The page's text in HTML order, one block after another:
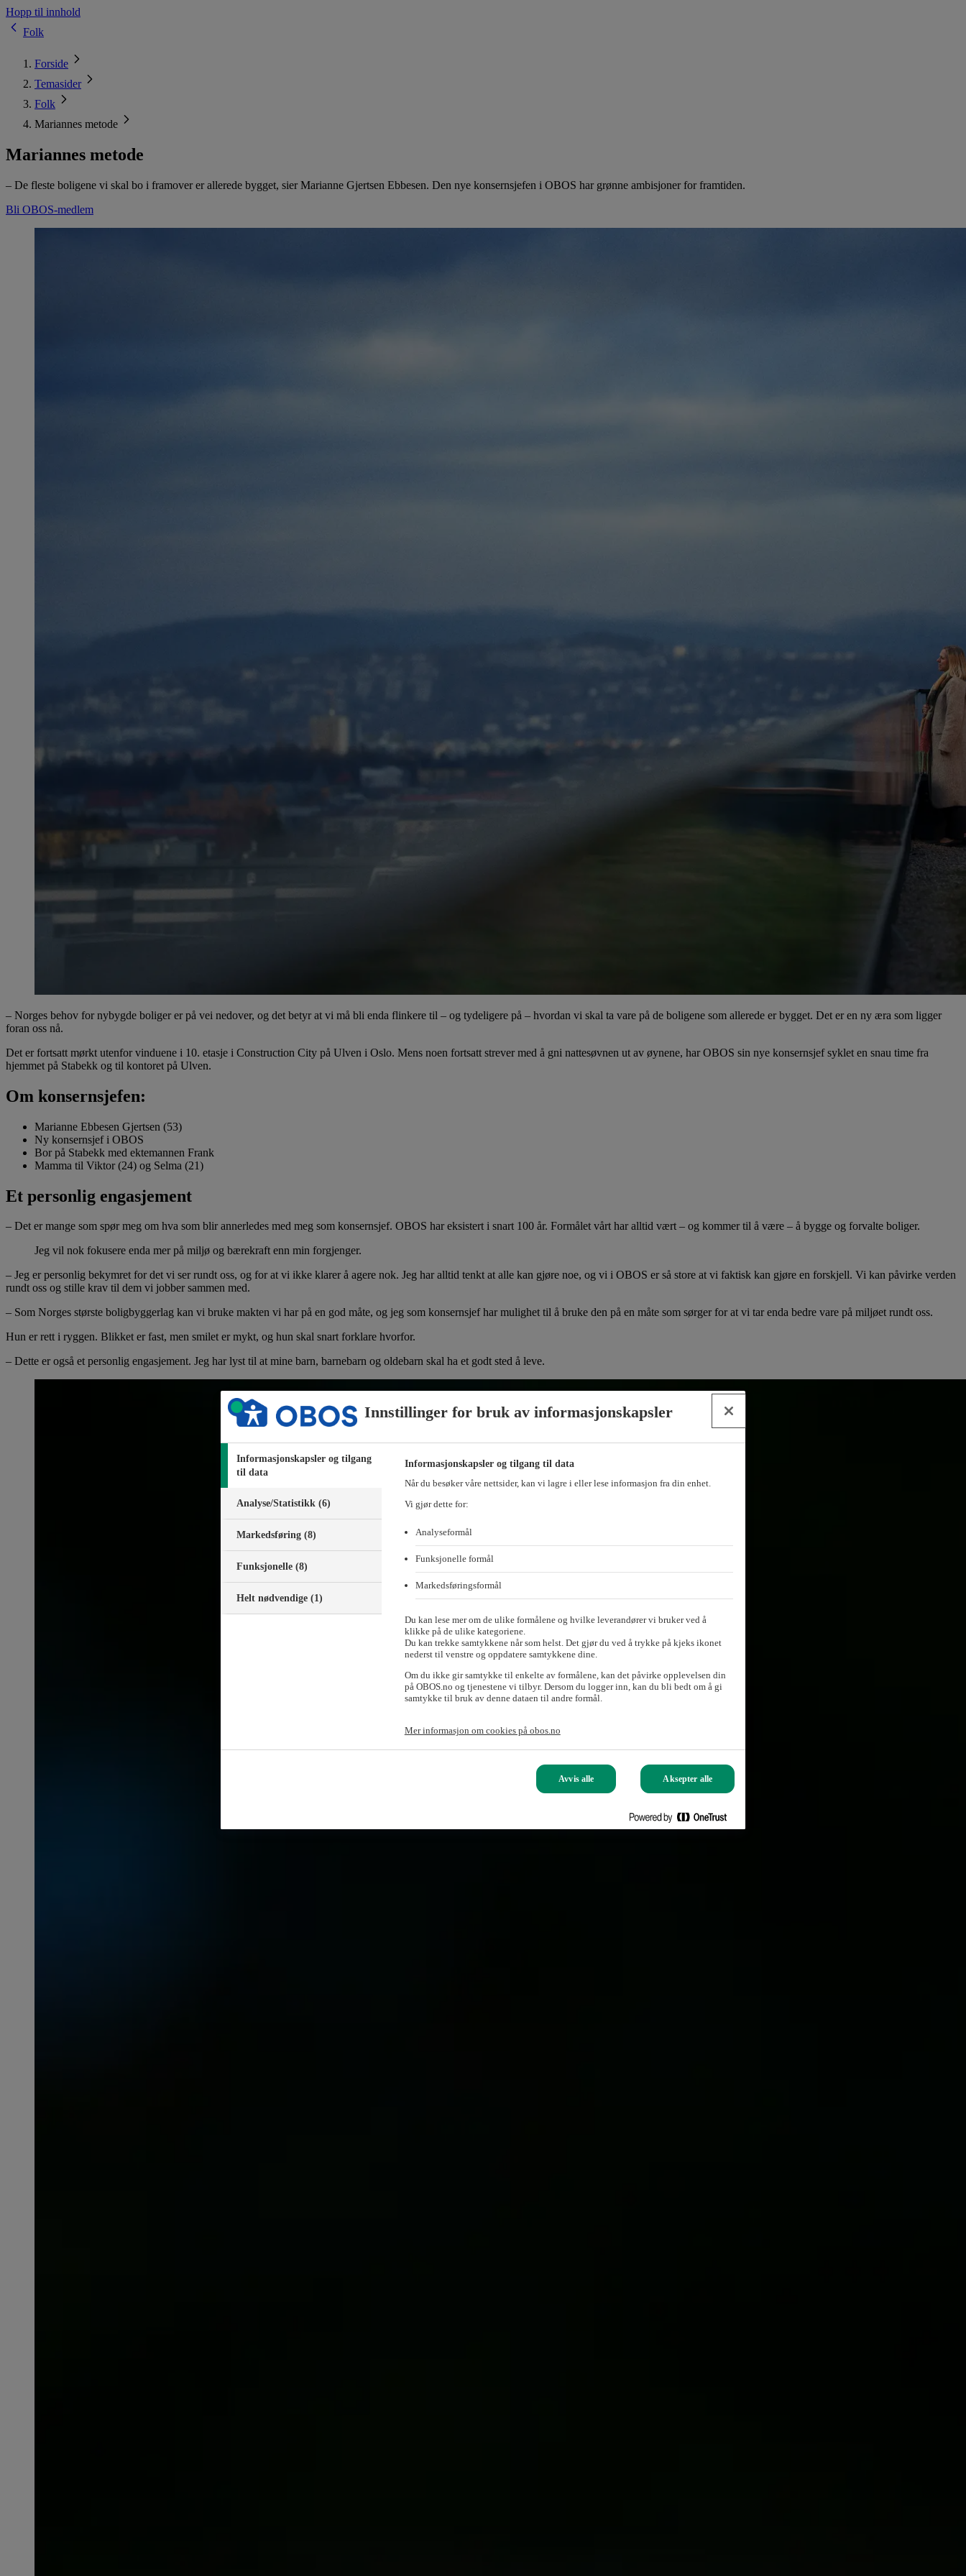
Hopp til innhold
Folk
Forside
Temasider
Folk
Mariannes metode
Mariannes metode
– De fleste boligene vi skal bo i framover er allerede bygget, sier Marianne Gjertsen Ebbesen. Den nye konsernsjefen i OBOS har grønne ambisjoner for framtiden.
Bli OBOS-medlem
– Norges behov for nybygde boliger er på vei nedover, og det betyr at vi må bli enda flinkere til – og tydeligere på – hvordan vi skal ta vare på de boligene som allerede er bygget. Det er en ny æra som ligger
foran oss nå.
Det er fortsatt mørkt utenfor vinduene i 10. etasje i Construction City på Ulven i Oslo. Mens noen fortsatt strever med å gni nattesøvnen ut av øynene, har OBOS sin nye konsernsjef syklet en snau time fra
hjemmet på Stabekk og til kontoret på Ulven.
Om konsernsjefen:
Marianne Ebbesen Gjertsen (53)
Ny konsernsjef i OBOS
Bor på Stabekk med ektemannen Frank
Mamma til Viktor (24) og Selma (21)
Et personlig engasjement
– Det er mange som spør meg om hva som blir annerledes med meg som konsernsjef. OBOS har eksistert i snart 100 år. Formålet vårt har alltid vært – og kommer til å være – å bygge og forvalte boliger.
Jeg vil nok fokusere enda mer på miljø og bærekraft enn min forgjenger.
– Jeg er personlig bekymret for det vi ser rundt oss, og for at vi ikke klarer å agere nok. Jeg har alltid tenkt at alle kan gjøre noe, og vi i OBOS er så store at vi faktisk kan gjøre en forskjell. Vi kan påvirke verden
rundt oss og stille krav til dem vi jobber sammen med.
– Som Norges største boligbyggerlag kan vi bruke makten vi har på en god måte, og jeg som konsernsjef har mulighet til å bruke den på en måte som sørger for at vi tar enda bedre vare på miljøet rundt oss.
Hun er rett i ryggen. Blikket er fast, men smilet er mykt, og hun skal snart forklare hvorfor.
– Dette er også et personlig engasjement. Jeg har lyst til at mine barn, barnebarn og oldebarn skal ha et godt sted å leve.
Innstillinger for bruk av informasjonskapsler
Informasjonskapsler og tilgang
til data
Analyse/Statistikk (6)
Markedsføring (8)
Funksjonelle (8)
Helt nødvendige (1)
Informasjonskapsler og tilgang til data
Når du besøker våre nettsider, kan vi lagre i eller lese informasjon fra din enhet.
Vi gjør dette for:
Analyseformål
Funksjonelle formål
Markedsføringsformål
Du kan lese mer om de ulike formålene og hvilke leverandører vi bruker ved å
klikke på de ulike kategoriene.
Du kan trekke samtykkene når som helst. Det gjør du ved å trykke på kjeks ikonet
nederst til venstre og oppdatere samtykkene dine.
Om du ikke gir samtykke til enkelte av formålene, kan det påvirke opplevelsen din
på OBOS.no og tjenestene vi tilbyr. Dersom du logger inn, kan du bli bedt om å gi
samtykke til bruk av denne dataen til andre formål.
Mer informasjon om cookies på obos.no
Avvis alle Aksepter alle